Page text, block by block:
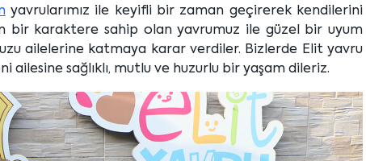
yavrularımız ile keyifli bir zaman geçirerek kendilerini
bir karaktere sahip olan yavrumuz ile güzel bir uyum
ailelerine katmaya karar verdiler. Bizlerde Elit yavru
sağlıklı, mutlu ve huzurlu bir yaşam dileriz.